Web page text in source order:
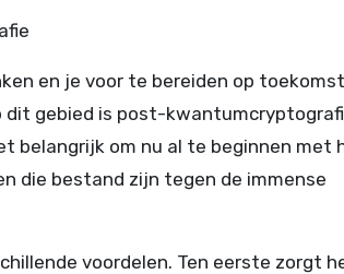
en je voor te bereiden op
dit gebied is post-
belangrijk om nu al te beginnen met
die bestand zijn tegen de immense
voordelen. Ten eerste zorgt